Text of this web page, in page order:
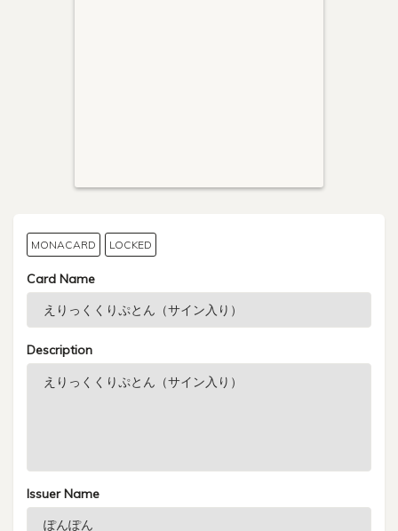
MONACARD LOCKED
Card Name
Description
Issuer Name